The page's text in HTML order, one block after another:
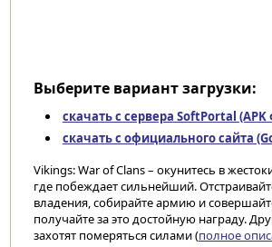
Выберите вариант загрузки:
скачать с сервера SoftPortal
скачать с официального сайта
Vikings: War of Clans – окунитесь в
где побеждает сильнейший.
владения, собирайте армию и
получайте за это достойную награду.
захотят померяться силами (полное